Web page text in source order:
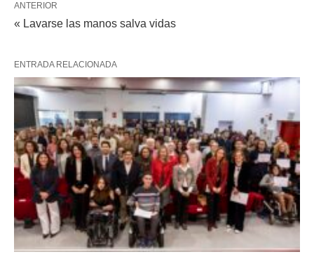
ANTERIOR
« Lavarse las manos salva vidas
ENTRADA RELACIONADA